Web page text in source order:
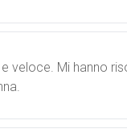
veloce. Mi hanno